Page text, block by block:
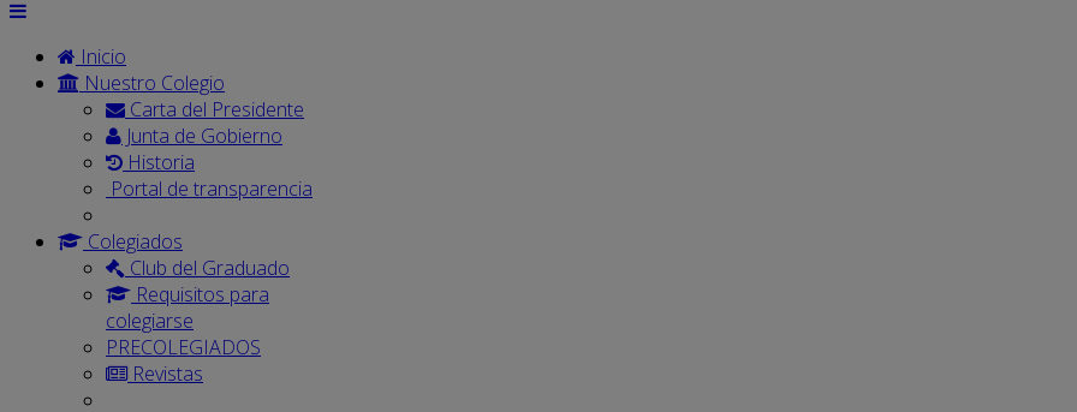
Inicio
Nuestro Colegio
Carta del Presidente
Junta de Gobierno
Historia
Portal de transparencia
Colegiados
Club del Graduado
Requisitos para
colegiarse
PRECOLEGIADOS
Revistas